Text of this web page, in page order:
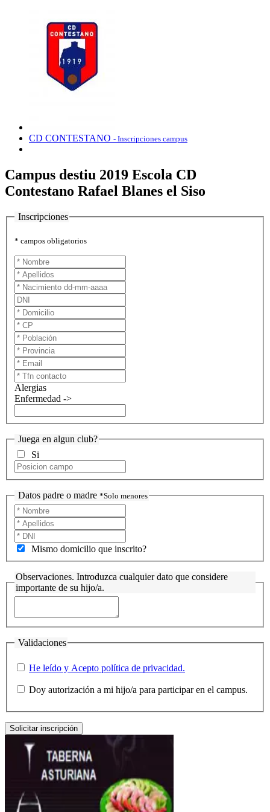
CD CONTESTANO - Inscripciones campus
Campus destiu 2019 Escola CD
Contestano Rafael Blanes el Siso
Inscripciones
* campos obligatorios
Alergias
Enfermedad ->
Juega en algun club?
Si
Datos padre o madre *Solo menores
Mismo domicilio que inscrito?
Observaciones. Introduzca cualquier dato que considere
importante de su hijo/a.
Validaciones
He leído y Acepto política de privacidad.
Doy autorización a mi hijo/a para participar en el campus.